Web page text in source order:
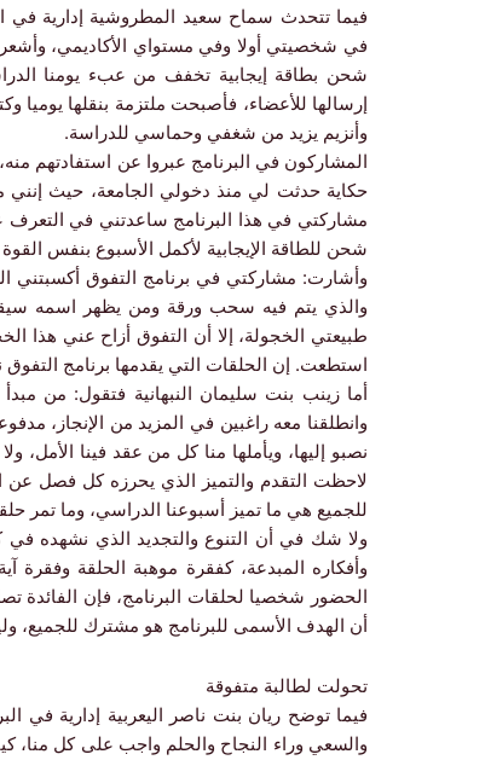
فيما تتحدث سماح سعيد المطروشية إدارية في
في شخصيتي أولا وفي مستواي الأكاديمي،
شحن بطاقة إيجابية تخفف من عبء يومنا
إرسالها للأعضاء، فأصبحت ملتزمة بنقلها يوميا
وأنزيم يزيد من شغفي وحماسي للدراسة.
المشاركون في البرنامج عبروا عن استفادتهم
حكاية حدثت لي منذ دخولي الجامعة، حيث
مشاركتي في هذا البرنامج ساعدتني في التعرف
شحن للطاقة الإيجابية لأكمل الأسبوع بنفس
وأشارت: مشاركتي في برنامج التفوق أكسبتني
والذي يتم فيه سحب ورقة ومن يظهر اسمه
طبيعتي الخجولة، إلا أن التفوق أزاح عني
استطعت. إن الحلقات التي يقدمها برنامج
أما زينب بنت سليمان النبهانية فتقول: من
وانطلقنا معه راغبين في المزيد من الإنجاز،
نصبو إليها، ويأملها منا كل من عقد فينا
لاحظت التقدم والتميز الذي يحرزه كل فصل عن
للجميع هي ما تميز أسبوعنا الدراسي، وما تمر
ولا شك في أن التنوع والتجديد الذي نشهده في
وأفكاره المبدعة، كفقرة موهبة الحلقة وفقرة
الحضور شخصيا لحلقات البرنامج، فإن
أن الهدف الأسمى للبرنامج هو مشترك للجميع،
تحولت لطالبة متفوقة
فيما توضح ريان بنت ناصر اليعربية إدارية في
والسعي وراء النجاح والحلم واجب على كل منا،